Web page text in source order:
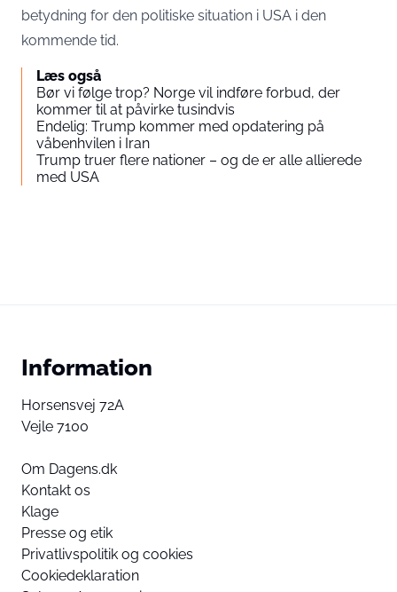
betydning for den politiske situation i USA i den
kommende tid.
Læs også
Bør vi følge trop? Norge vil indføre forbud, der
kommer til at påvirke tusindvis
Endelig: Trump kommer med opdatering på
våbenhvilen i Iran
Trump truer flere nationer – og de er alle allierede
med USA
Information
Horsensvej 72A
Vejle 7100
Om Dagens.dk
Kontakt os
Klage
Presse og etik
Privatlivspolitik og cookies
Cookiedeklaration